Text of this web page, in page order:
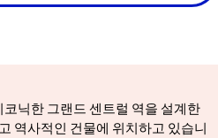
코닉한 그랜드 센트럴 역을 설계한
역사적인 건물에 위치하고 있습니